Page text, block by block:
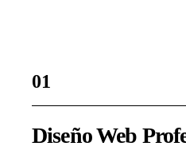
01
Diseño Web